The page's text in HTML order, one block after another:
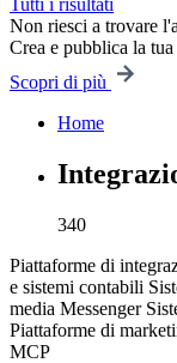
Tutti i risultati
Non riesci a trovare
Crea e pubblica la
Scopri di più
Home
340
Piattaforme di
e sistemi contabili
media Messenger
Piattaforme di
MCP